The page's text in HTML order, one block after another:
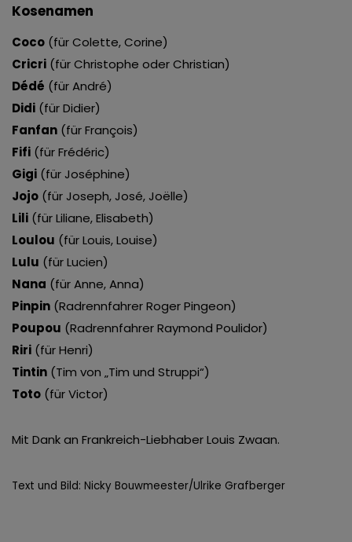
Kosenamen
Coco (für Colette, Corine)
Cricri (für Christophe oder Christian)
Dédé (für André)
Didi (für Didier)
Fanfan (für François)
Fifi (für Frédéric)
Gigi (für Joséphine)
Jojo (für Joseph, José, Joëlle)
Lili (für Liliane, Elisabeth)
Loulou (für Louis, Louise)
Lulu (für Lucien)
Nana (für Anne, Anna)
Pinpin (Radrennfahrer Roger Pingeon)
Poupou (Radrennfahrer Raymond Poulidor)
Riri (für Henri)
Tintin (Tim von „Tim und Struppi“)
Toto (für Victor)
Mit Dank an Frankreich-Liebhaber Louis Zwaan.
Text und Bild: Nicky Bouwmeester/Ulrike Grafberger